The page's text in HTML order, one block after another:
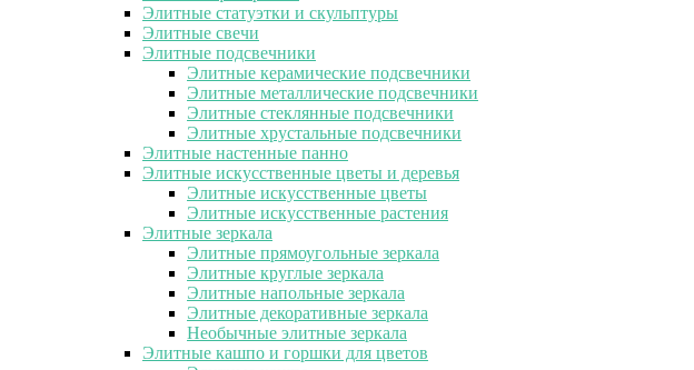
Элитные статуэтки и скульптуры
Элитные свечи
Элитные подсвечники
Элитные керамические подсвечники
Элитные металлические подсвечники
Элитные стеклянные подсвечники
Элитные хрустальные подсвечники
Элитные настенные панно
Элитные искусственные цветы и деревья
Элитные искусственные цветы
Элитные искусственные растения
Элитные зеркала
Элитные прямоугольные зеркала
Элитные круглые зеркала
Элитные напольные зеркала
Элитные декоративные зеркала
Необычные элитные зеркала
Элитные кашпо и горшки для цветов